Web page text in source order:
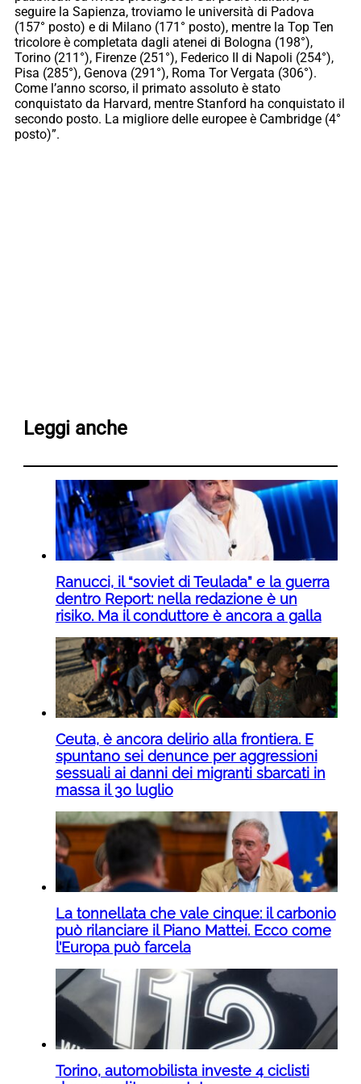
seguire la Sapienza, troviamo le università di Padova
(157° posto) e di Milano (171° posto), mentre la Top Ten
tricolore è completata dagli atenei di Bologna (198°),
Torino (211°), Firenze (251°), Federico II di Napoli (254°),
Pisa (285°), Genova (291°), Roma Tor Vergata (306°).
Come l’anno scorso, il primato assoluto è stato
conquistato da Harvard, mentre Stanford ha conquistato il
secondo posto. La migliore delle europee è Cambridge (4°
posto)”.
Leggi anche
Ranucci, il “soviet di Teulada” e la guerra
dentro Report: nella redazione è un
risiko. Ma il conduttore è ancora a galla
Ceuta, è ancora delirio alla frontiera. E
spuntano sei denunce per aggressioni
sessuali ai danni dei migranti sbarcati in
massa il 30 luglio
La tonnellata che vale cinque: il carbonio
può rilanciare il Piano Mattei. Ecco come
l’Europa può farcela
Torino, automobilista investe 4 ciclisti